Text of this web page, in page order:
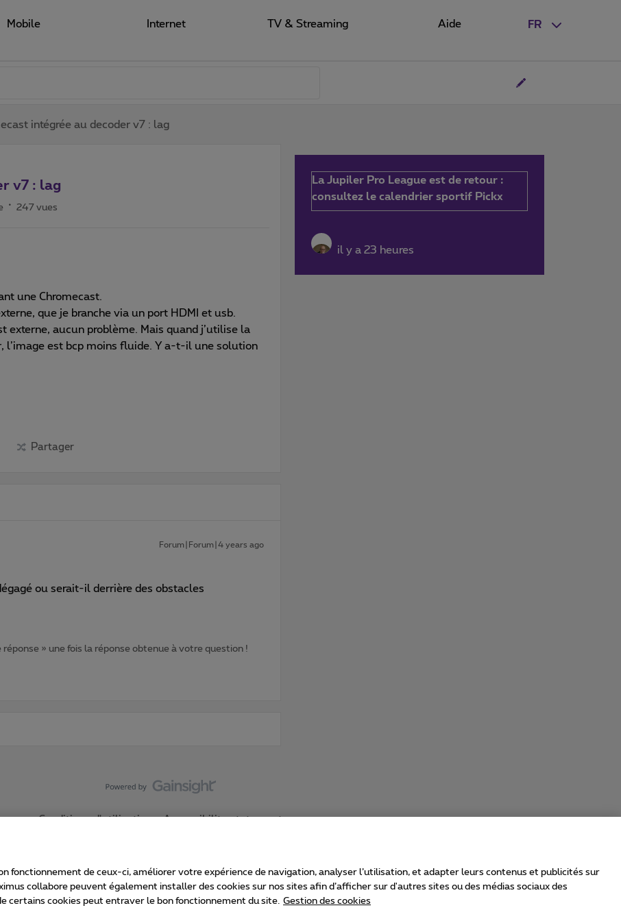
FR
Mobile Internet TV & Streaming Aide
intégrée au decoder v7 : lag
v7 : lag
247 vues
une Chromecast.
que je branche via un port HDMI et usb.
externe, aucun problème. Mais quand j’utilise la
l’image est bcp moins fluide. Y a-t-il une solution
Partager
Forum|Forum|4 years ago
ou serait-il derrière des obstacles
réponse » une fois la réponse obtenue à votre question !
La Jupiler Pro League est de retour :
consultez le calendrier sportif Pickx
il y a 23 heures
Conditions d'utilisation Accessibility statement
Proximus
fonctionnement de ceux-ci, améliorer votre expérience de navigation, analyser l’utilisation, et adapter leurs contenus et publicités sur
collabore peuvent également installer des cookies sur nos sites afin d’afficher sur d'autres sites ou des médias sociaux des
certains cookies peut entraver le bon fonctionnement du site. Gestion des cookies